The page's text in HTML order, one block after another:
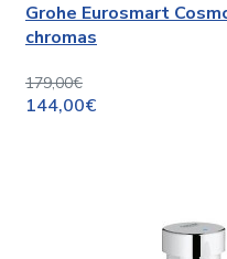
Grohe Eurosmart
chromas
179,00€
144,00€